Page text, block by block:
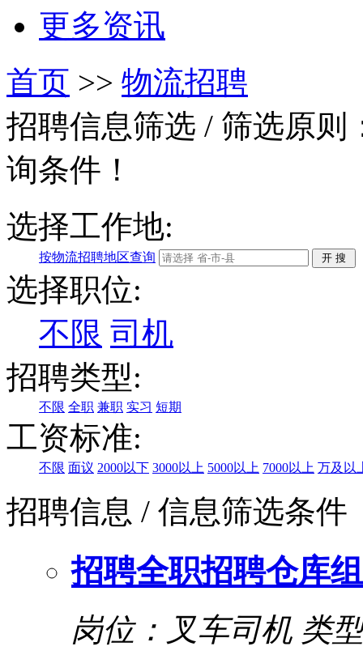
更多资讯
首页 >> 物流招聘
招聘信息筛选 / 筛选原则
询条件！
选择工作地:
按物流招聘地区查询
选择职位:
不限 司机
招聘类型:
不限 全职 兼职 实习 短期
工资标准:
不限 面议 2000以下 3000以上 5000以上 7000以上 万及以
招聘信息 / 信息筛选条件
招聘全职招聘仓库
岗位：叉车司机 类